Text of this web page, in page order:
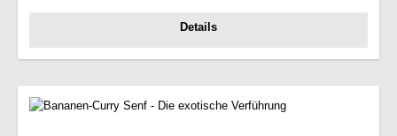
Details